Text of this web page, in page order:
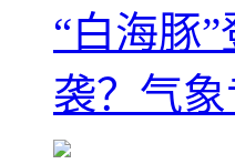
“白海豚
袭？气